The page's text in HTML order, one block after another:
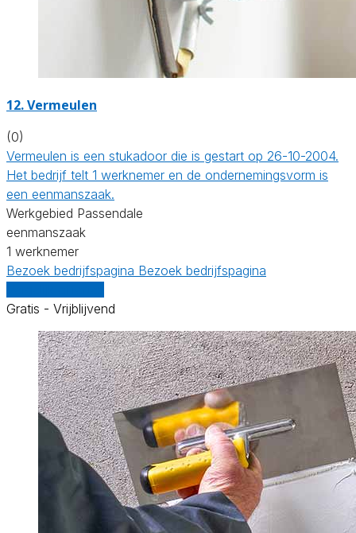
12. Vermeulen
(0)
Vermeulen is een stukadoor die is gestart op 26-10-2004.
Het bedrijf telt 1 werknemer en de ondernemingsvorm is
een eenmanszaak.
Werkgebied Passendale
eenmanszaak
1 werknemer
Bezoek bedrijfspagina Bezoek bedrijfspagina
Gratis - Vrijblijvend